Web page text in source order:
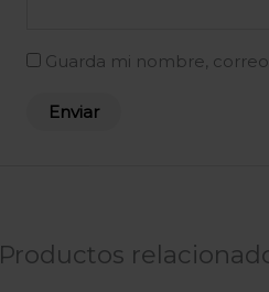
Guarda mi nombre,
Productos